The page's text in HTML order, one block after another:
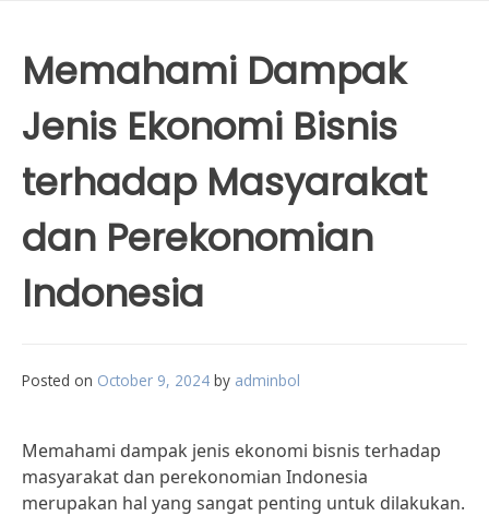
Memahami Dampak
Jenis Ekonomi Bisnis
terhadap Masyarakat
dan Perekonomian
Indonesia
Posted on October 9, 2024 by adminbol
Memahami dampak jenis ekonomi bisnis terhadap
masyarakat dan perekonomian Indonesia
merupakan hal yang sangat penting untuk dilakukan.